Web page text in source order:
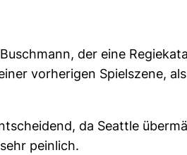
der eine
vorherigen Spielszene,
da Seattle
peinlich.